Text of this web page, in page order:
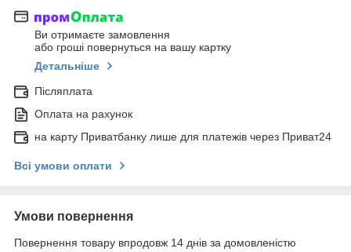
Ви отримаєте замовлення
або гроші повернуться на вашу картку
Детальніше
Післяплата
Оплата на рахунок
на карту Приватбанку лише для платежів через Приват24
Всі умови оплати
Умови повернення
Повернення товару впродовж 14 днів за домовленістю